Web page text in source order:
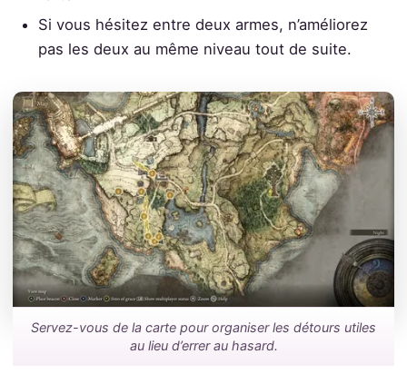
Si vous hésitez entre deux armes, n’améliorez
pas les deux au même niveau tout de suite.
Servez-vous de la carte pour organiser les détours utiles
au lieu d’errer au hasard.